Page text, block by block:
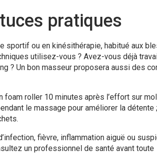
pratiques
sportif ou en kinésithérapie, habitué aux
utilisez-vous ? Avez-vous déjà
? Un bon masseur proposera aussi des
roller 10 minutes après l’effort sur
le massage pour améliorer la détente
fièvre, inflammation aiguë ou
un professionnel de santé avant toute